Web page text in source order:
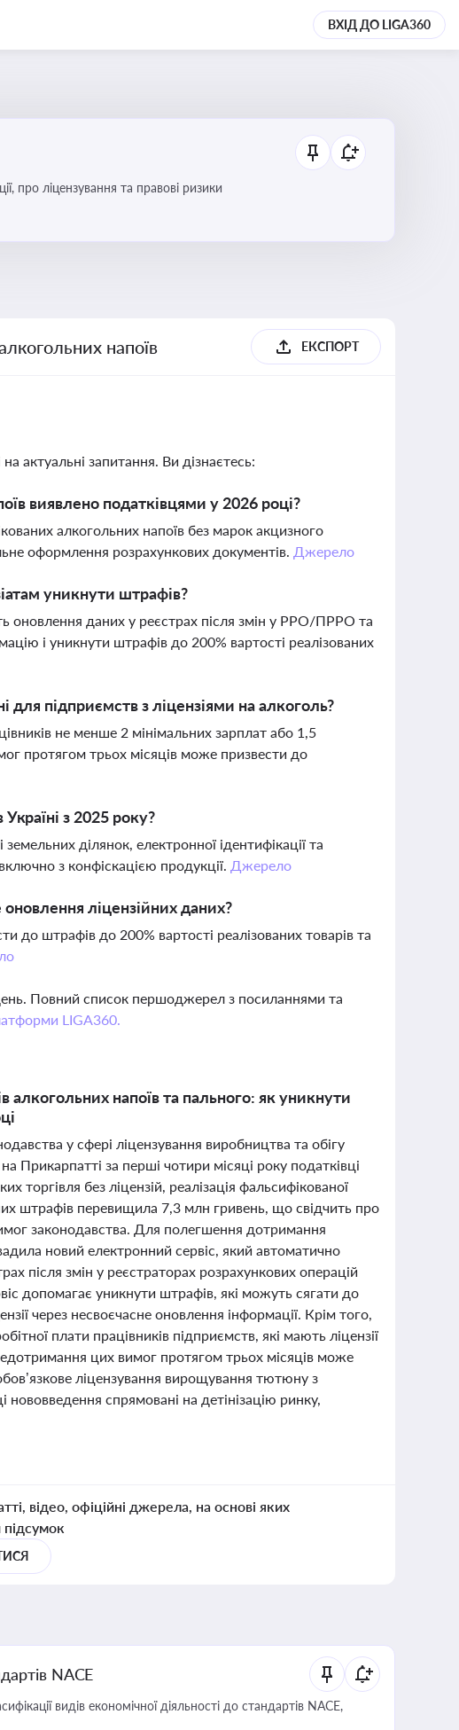
ВХІД ДО LIGA360
про ліцензування та правові ризики
напоїв ЕКСПОРТ
актуальні запитання. Ви дізнаєтесь:
виявлено податківцями у 2026 році?
алкогольних напоїв без марок акцизного
оформлення розрахункових документів. Джерело
уникнути штрафів?
оновлення даних у реєстрах після змін у РРО/ПРРО та
і уникнути штрафів до 200% вартості реалізованих
для підприємств з ліцензіями на алкоголь?
не менше 2 мінімальних зарплат або 1,5
протягом трьох місяців може призвести до
з 2025 року?
ділянок, електронної ідентифікації та
з конфіскацією продукції. Джерело
ліцензійних даних?
до штрафів до 200% вартості реалізованих товарів та
Повний список першоджерел з посиланнями та
LIGA360.
алкогольних напоїв та пального: як уникнути
у сфері ліцензування виробництва та обігу
Прикарпатті за перші чотири місяці року податківці
без ліцензій, реалізація фальсифікованої
штрафів перевищила 7,3 млн гривень, що свідчить про
законодавства. Для полегшення дотримання
новий електронний сервіс, який автоматично
після змін у реєстраторах розрахункових операцій
допомагає уникнути штрафів, які можуть сягати до
через несвоєчасне оновлення інформації. Крім того,
плати працівників підприємств, які мають ліцензії
цих вимог протягом трьох місяців може
ліцензування вирощування тютюну з
спрямовані на детінізацію ринку,
відео, офіційні джерела, на основі яких
NACE
видів економічної діяльності до стандартів NACE,